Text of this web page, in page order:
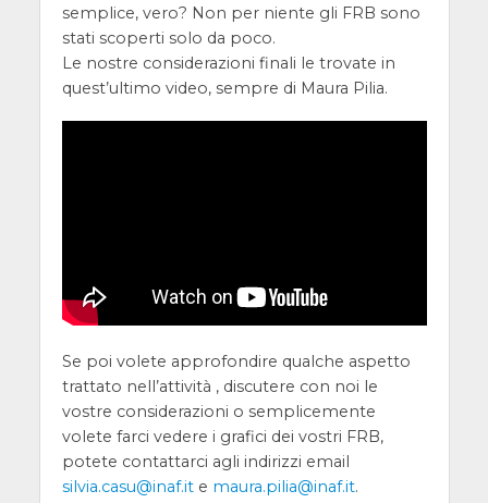
semplice, vero? Non per niente gli FRB sono
stati scoperti solo da poco.
Le nostre considerazioni finali le trovate in
quest’ultimo video, sempre di Maura Pilia.
Se poi volete approfondire qualche aspetto
trattato nell’attività , discutere con noi le
vostre considerazioni o semplicemente
volete farci vedere i grafici dei vostri FRB,
potete contattarci agli indirizzi email
silvia.casu@inaf.ite maura.pilia@inaf.it.